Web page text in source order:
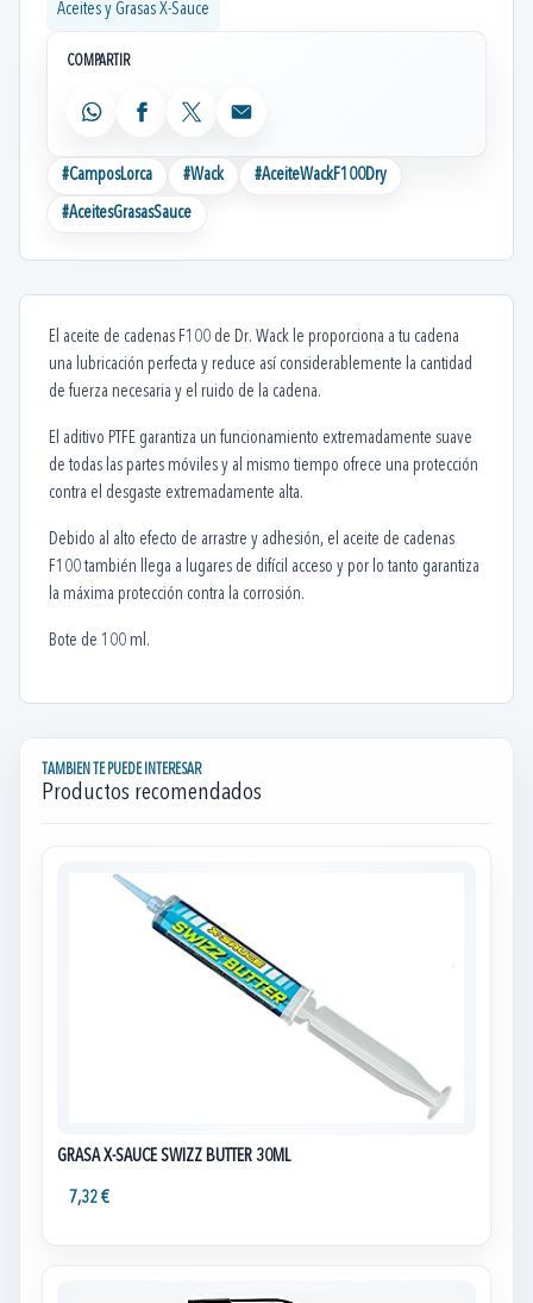
Aceites y Grasas X-Sauce
COMPARTIR
WhatsAppFacebook
X Email
#CamposLorca #Wack #AceiteWackF100Dry
#AceitesGrasasSauce
El aceite de cadenas F100 de Dr. Wack le proporciona a tu cadena
una lubricación perfecta y reduce así considerablemente la cantidad
de fuerza necesaria y el ruido de la cadena.
El aditivo PTFE garantiza un funcionamiento extremadamente suave
de todas las partes móviles y al mismo tiempo ofrece una protección
contra el desgaste extremadamente alta.
Debido al alto efecto de arrastre y adhesión, el aceite de cadenas
F100 también llega a lugares de difícil acceso y por lo tanto garantiza
la máxima protección contra la corrosión.
Bote de 100 ml.
TAMBIEN TE PUEDE INTERESAR
Productos recomendados
GRASA X-SAUCE SWIZZ BUTTER 30ML
7,32 €